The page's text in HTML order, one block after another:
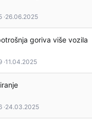
26.06.2025
goriva više vozila
11.04.2025
24.03.2025